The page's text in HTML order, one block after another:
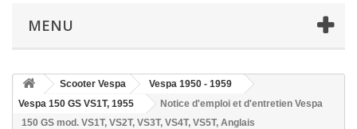
MENU
Scooter Vespa
Vespa 1950 - 1959
Vespa 150 GS VS1T, 1955
Notice d'emploi et d'entretien Vespa
150 GS mod. VS1T, VS2T, VS3T, VS4T, VS5T, Anglais